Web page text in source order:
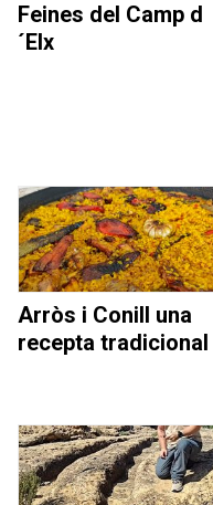
Feines del Camp d
´Elx
Arròs i Conill una
recepta tradicional